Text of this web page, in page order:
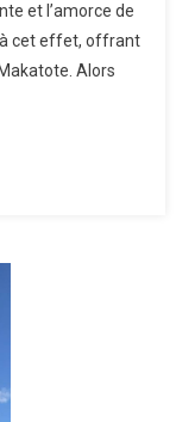
et l’amorce de
à cet effet, offrant
Alors